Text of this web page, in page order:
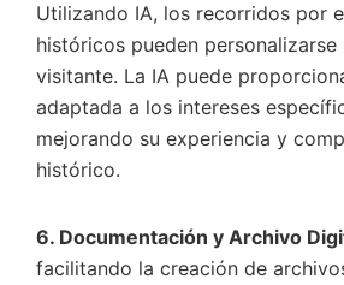
Utilizando IA, los recorridos por
históricos pueden personalizarse
visitante. La IA puede
adaptada a los intereses
mejorando su experiencia y
histórico.
6. Documentación y Archivo
facilitando la creación de